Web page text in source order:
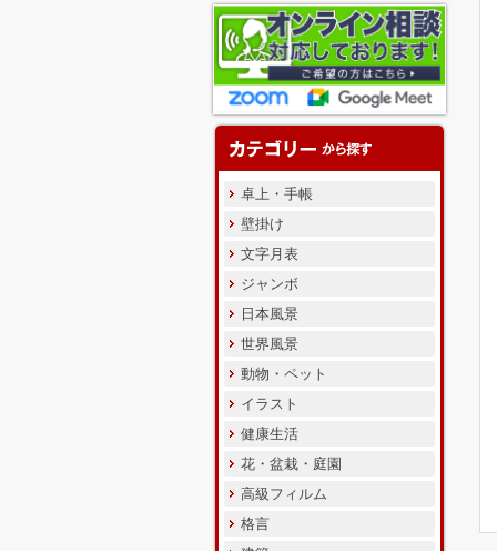
卓上・手帳
壁掛け
文字月表
ジャンボ
日本風景
世界風景
動物・ペット
イラスト
健康生活
花・盆栽・庭園
高級フィルム
格言